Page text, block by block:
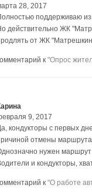
28, 2017
поддерживаю
действительно ЖК
от ЖК
к "Опрос
9, 2017
кондукторы с первых
отмены
нужен маршрут
и кондукторы,
к "О работе